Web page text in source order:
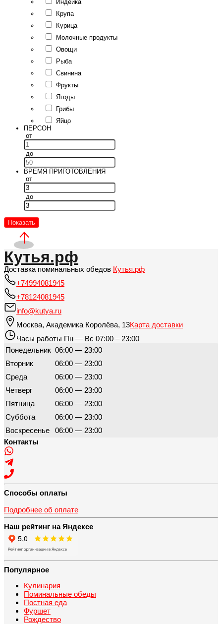
Индейка
Крупа
Курица
Молочные продукты
Овощи
Рыба
Свинина
Фрукты
Ягоды
Грибы
Яйцо
ПЕРСОН
от
до
ВРЕМЯ ПРИГОТОВЛЕНИЯ
от
до
Показать
Кутья.рф
Доставка поминальных обедов Кутья.рф
+74994081945
+78124081945
info@kutya.ru
Москва, Академика Королёва, 13Карта доставки
Часы работы Пн — Вс 07:00 – 23:00
Понедельник 06:00 — 23:00
Вторник
06:00 — 23:00
Среда
06:00 — 23:00
Четверг
06:00 — 23:00
Пятница
06:00 — 23:00
Суббота
06:00 — 23:00
Воскресенье
06:00 — 23:00
Контакты
Способы оплаты
Подробнее об оплате
Наш рейтинг на Яндексе
Популярное
Кулинария
Поминальные обеды
Постная еда
Фуршет
Рождество